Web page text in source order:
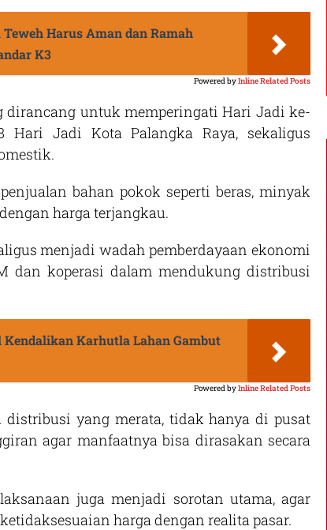
Harus Aman dan Ramah
K3
Powered byInline Related Posts
dirancang untuk memperingati Hari Jadi ke-
Hari Jadi Kota Palangka Raya, sekaligus
bahan pokok seperti beras, minyak
harga terjangkau.
menjadi wadah pemberdayaan ekonomi
dan koperasi dalam mendukung distribusi
Kendalikan Karhutla Lahan Gambut
Powered byInline Related Posts
yang merata, tidak hanya di pusat
agar manfaatnya bisa dirasakan secara
juga menjadi sorotan utama, agar
harga dengan realita pasar.